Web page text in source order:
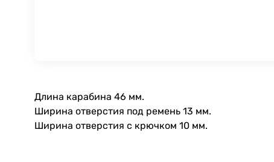
Длина карабина 46 мм.
Ширина отверстия под ремень 13 мм.
Ширина отверстия с крючком 10 мм.